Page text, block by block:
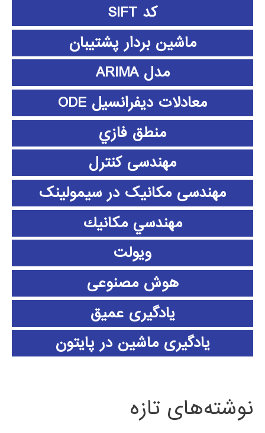
کد SIFT
ماشین بردار پشتیبان
مدل ARIMA
معادلات دیفرانسیل ODE
منطق فازي
مهندسی کنترل
مهندسی مکانیک در سیمولینک
مهندسي مكانيك
ویولت
هوش مصنوعی
یادگیری عمیق
یادگیری ماشین در پایتون
نوشته‌های تازه